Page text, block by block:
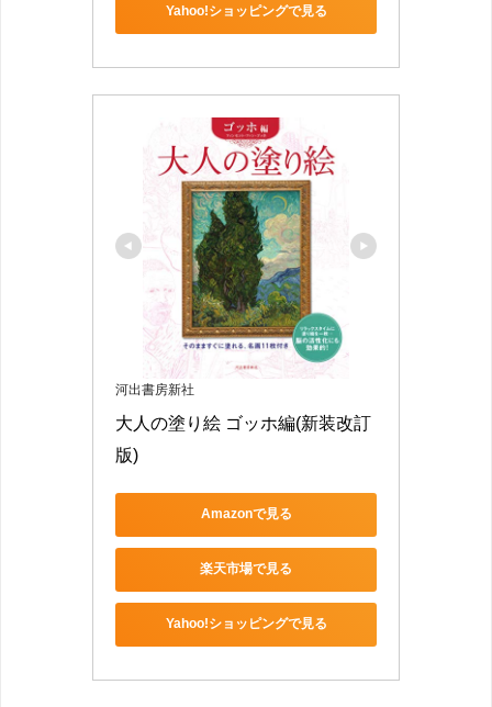
Yahoo!ショッピングで見る
河出書房新社
大人の塗り絵 ゴッホ編(新装改訂
版)
Amazonで見る
楽天市場で見る
Yahoo!ショッピングで見る